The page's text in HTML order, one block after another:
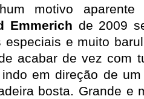
motivo
Emmerich de 2009
especiais e muito
acabar de vez com
em direção de
bosta. Grande e